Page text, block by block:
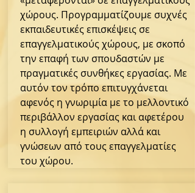
χώρους. Προγραμματίζουμε συχνές
εκπαιδευτικές επισκέψεις σε
επαγγελματικούς χώρους, με σκοπό
την επαφή των σπουδαστών με
πραγματικές συνθήκες εργασίας. Με
αυτόν τον τρόπο επιτυγχάνεται
αφενός η γνωριμία με το μελλοντικό
περιβάλλον εργασίας και αφετέρου
η συλλογή εμπειριών αλλά και
γνώσεων από τους επαγγελματίες
του χώρου.